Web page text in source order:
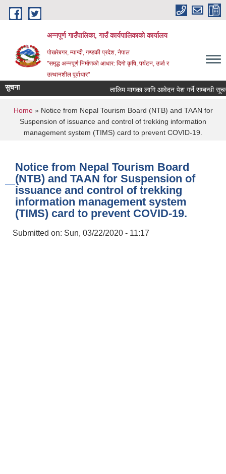
Skip to main content
अन्‍नपूर्ण गाउँपालिका, गाउँ कार्यपालिकाको कार्यालय
पोखरेबगर, म्याग्दी, गण्डकी प्रदेश, नेपाल
"समृद्ध अन्‍नपूर्ण निर्माणको आधार: दिगो कृषि, पर्यटन, उर्जा र
उत्थानशील पूर्वाधार"
सुचना तालिम मागका लागि आवेदन पेश गर्ने सम्बन्धी सूचना
You are here
Home» Notice from Nepal Tourism Board (NTB) and TAAN for
Suspension of issuance and control of trekking information
management system (TIMS) card to prevent COVID-19.
Notice from Nepal Tourism Board
(NTB) and TAAN for Suspension of
issuance and control of trekking
information management system
(TIMS) card to prevent COVID-19.
Submitted on: Sun, 03/22/2020 - 11:17